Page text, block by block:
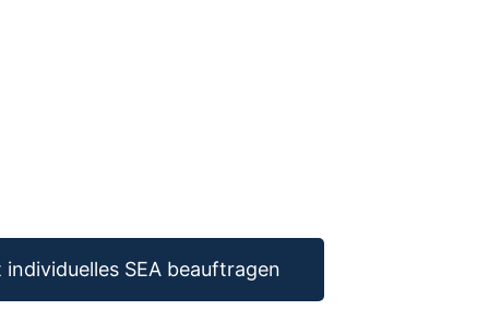
SEA beauftragen